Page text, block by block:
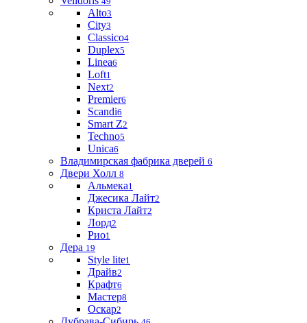
Alto3
City3
Classico4
Duplex5
Linea6
Loft1
Next2
Premier6
Scandi6
Smart Z2
Techno5
Unica6
Владимирская фабрика дверей 6
Двери Холл 8
Альмека1
Джесика Лайт2
Криста Лайт2
Лорд2
Рио1
Дера 19
Style lite1
Драйв2
Крафт6
Мастер8
Оскар2